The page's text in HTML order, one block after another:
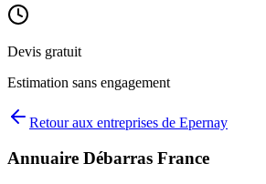
Devis gratuit
Estimation sans engagement
Retour aux entreprises de Epernay
Annuaire Débarras France